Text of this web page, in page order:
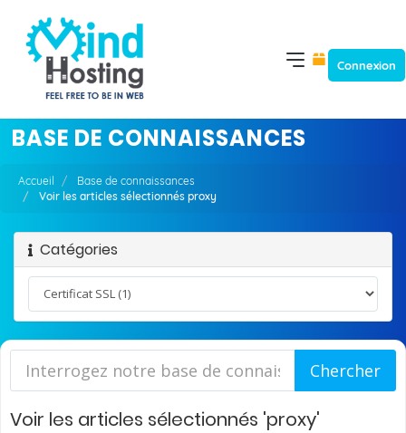
Connexion
BASE DE CONNAISSANCES
Accueil
Base de connaissances
Voir les articles sélectionnés proxy
Catégories
Voir les articles sélectionnés 'proxy'